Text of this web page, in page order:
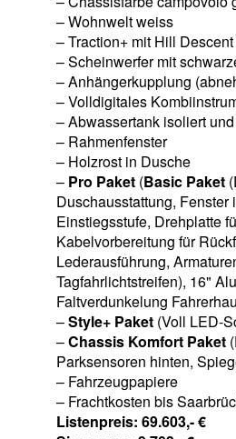
– Wohnwelt weiss
– Traction+ mit Hill
– Scheinwerfer mit
– Anhängerkupplung
– Volldigitales
– Abwassertank isoliert
– Rahmenfenster
– Holzrost in Dusche
– Pro Paket(Basic Paket
Duschausstattung,
Einstiegsstufe, Drehplatte
Kabelvorbereitung für
Lederausführung,
Tagfahrlichtstreifen), 16"
Faltverdunkelung
–Style+ Paket (Voll LED-
–Chassis Komfort Paket
Parksensoren hinten,
– Fahrzeugpapiere
– Frachtkosten bis
Listenpreis: 69.603,- €